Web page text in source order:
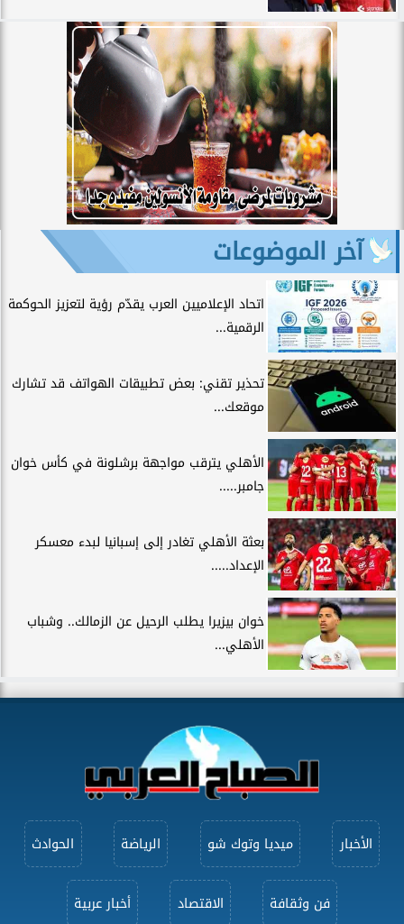
آخر الموضوعات
اتحاد الإعلاميين العرب يقدّم رؤية لتعزيز الحوكمة
الرقمية...
تحذير تقني: بعض تطبيقات الهواتف قد تشارك
موقعك...
الأهلي يترقب مواجهة برشلونة في كأس خوان
جامبر.....
بعثة الأهلي تغادر إلى إسبانيا لبدء معسكر
الإعداد.....
خوان بيزيرا يطلب الرحيل عن الزمالك.. وشباب
الأهلي...
الأخبار ميديا وتوك شو الرياضة الحوادث
فن وثقافة الاقتصاد أخبار عربية